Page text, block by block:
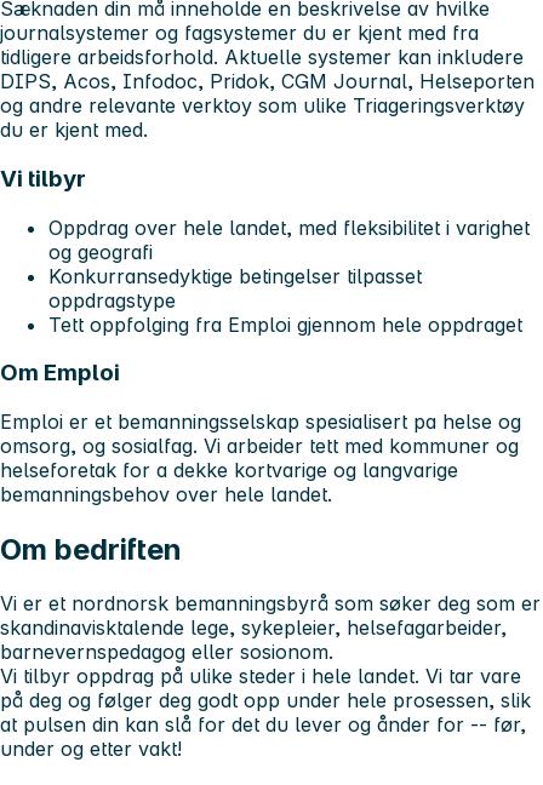
Sæknaden din må inneholde en beskrivelse av hvilke
journalsystemer og fagsystemer du er kjent med fra
tidligere arbeidsforhold. Aktuelle systemer kan inkludere
DIPS, Acos, Infodoc, Pridok, CGM Journal, Helseporten
og andre relevante verktoy som ulike Triageringsverktøy
du er kjent med.
Vi tilbyr
Oppdrag over hele landet, med fleksibilitet i varighet
og geografi
Konkurransedyktige betingelser tilpasset
oppdragstype
Tett oppfolging fra Emploi gjennom hele oppdraget
Om Emploi
Emploi er et bemanningsselskap spesialisert pa helse og
omsorg, og sosialfag. Vi arbeider tett med kommuner og
helseforetak for a dekke kortvarige og langvarige
bemanningsbehov over hele landet.
Om bedriften
Vi er et nordnorsk bemanningsbyrå som søker deg som er
skandinavisktalende lege, sykepleier, helsefagarbeider,
barnevernspedagog eller sosionom.
Vi tilbyr oppdrag på ulike steder i hele landet. Vi tar vare
på deg og følger deg godt opp under hele prosessen, slik
at pulsen din kan slå for det du lever og ånder for -- før,
under og etter vakt!